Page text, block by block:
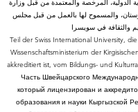
accredited by the KG Ministry of
allowed by the Board of Education
الدولية، المرخصة والمعتمدة من قبل وزارة
والمسموح لها بالعمل من قبل مجلس
والثقافة في سويسرا
Teil der Swiss International University,
Wissenschaftsministerium der
akkreditiert ist, vom Bildungs- und
Часть Швейцарского